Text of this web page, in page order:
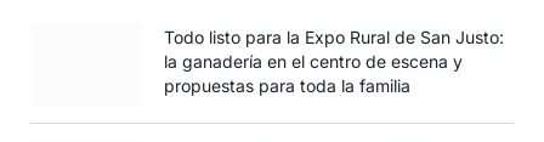
Todo listo para la Expo Rural de San Justo:
la ganadería en el centro de escena y
propuestas para toda la familia